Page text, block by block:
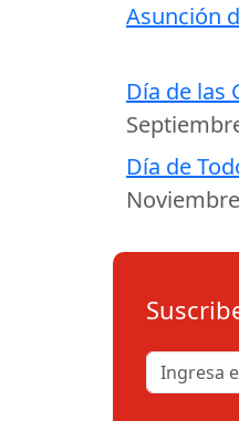
Asunción
Día de las
Día de
Noviembre